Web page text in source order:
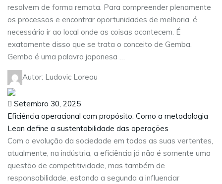
resolvem de forma remota. Para compreender plenamente
os processos e encontrar oportunidades de melhoria, é
necessário ir ao local onde as coisas acontecem. É
exatamente disso que se trata o conceito de Gemba.
Gemba é uma palavra japonesa …
Autor: Ludovic Loreau
Setembro 30, 2025
Eficiência operacional com propósito: Como a metodologia
Lean define a sustentabilidade das operações
Com a evolução da sociedade em todas as suas vertentes,
atualmente, na indústria, a eficiência já não é somente uma
questão de competitividade, mas também de
responsabilidade, estando a segunda a influenciar